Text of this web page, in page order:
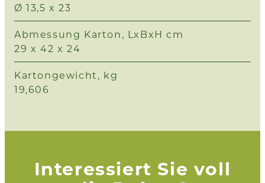
Ø 13,5 x 23
Abmessung Karton, LxBxH cm
29 x 42 x 24
Kartongewicht, kg
19,606
Interessiert Sie voll